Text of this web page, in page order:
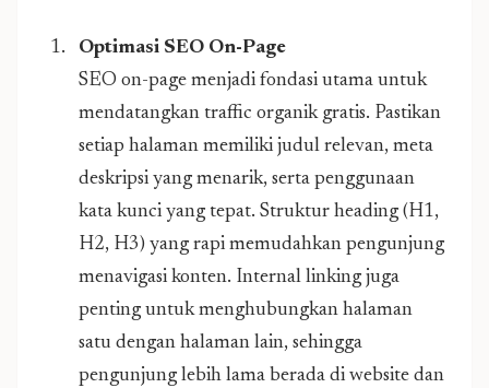
Optimasi SEO On-Page
SEO on-page menjadi fondasi utama untuk
mendatangkan traffic organik gratis. Pastikan
setiap halaman memiliki judul relevan, meta
deskripsi yang menarik, serta penggunaan
kata kunci yang tepat. Struktur heading (H1,
H2, H3) yang rapi memudahkan pengunjung
menavigasi konten. Internal linking juga
penting untuk menghubungkan halaman
satu dengan halaman lain, sehingga
pengunjung lebih lama berada di website dan